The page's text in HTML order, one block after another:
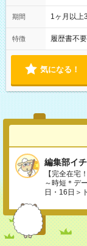
期間 1ヶ月以上
特徴 履歴書不要
気になる！
編集部イ
【完全在宅
～時短＊デ
日・16日＞